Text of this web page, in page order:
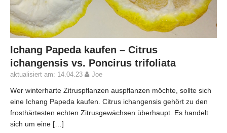
Ichang Papeda kaufen – Citrus
ichangensis vs. Poncirus trifoliata
aktualisiert am: 14.04.23 Joe
Wer winterharte Zitruspflanzen auspflanzen möchte, sollte sich
eine Ichang Papeda kaufen. Citrus ichangensis gehört zu den
frosthärtesten echten Zitrusgewächsen überhaupt. Es handelt
sich um eine […]